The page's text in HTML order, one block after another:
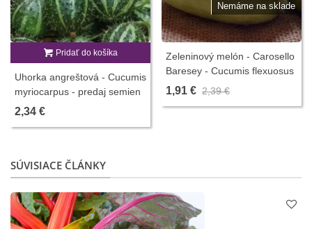
Pridať do košíka
Uhorka angreštová - Cucumis
myriocarpus - predaj semien
- 6 ks
2,34 €
Nemáme na sklade
Zeleninový melón - Carosello
Baresey - Cucumis flexuosus
- predaj semien melónovej
1,91 € 2,39 €
SÚVISIACE ČLÁNKY